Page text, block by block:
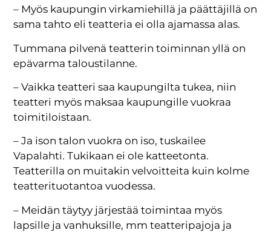
– Myös kaupungin virkamiehillä ja päättäjillä on
sama tahto eli teatteria ei olla ajamassa alas.
Tummana pilvenä teatterin toiminnan yllä on
epävarma taloustilanne.
– Vaikka teatteri saa kaupungilta tukea, niin
teatteri myös maksaa kaupungille vuokraa
toimitiloistaan.
– Ja ison talon vuokra on iso, tuskailee
Vapalahti. Tukikaan ei ole katteetonta.
Teatterilla on muitakin velvoitteita kuin kolme
teatterituotantoa vuodessa.
– Meidän täytyy järjestää toimintaa myös
lapsille ja vanhuksille, mm teatteripajoja ja